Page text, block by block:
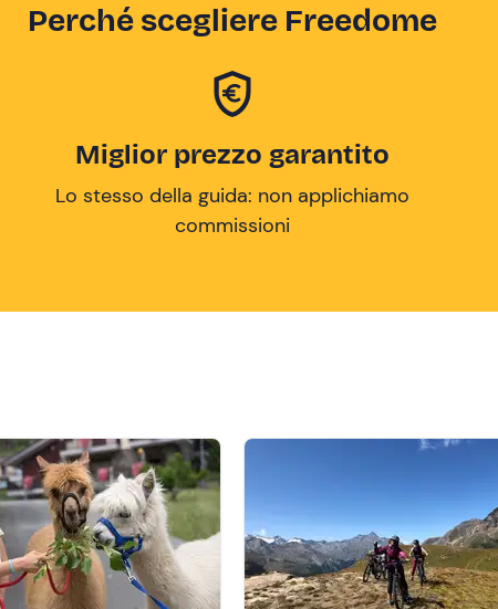
Perché scegliere Freedome
Miglior prezzo garantito
Lo stesso della guida: non applichiamo
commissioni